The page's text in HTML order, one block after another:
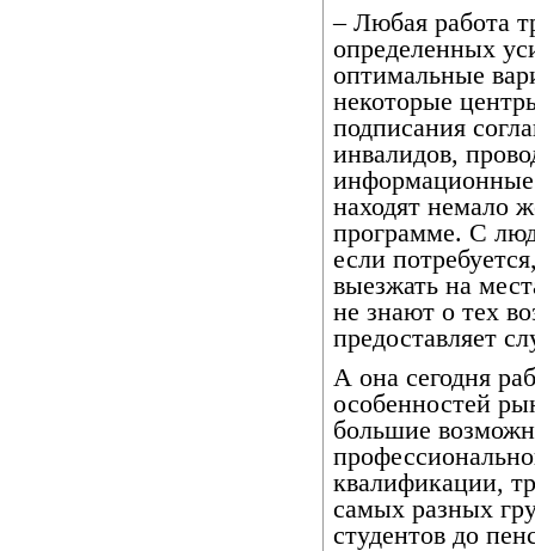
– Любая работа
определенных
оптимальные
некоторые
подписания
инвалидов,
информационные
находят немало
программе. С
если
выезжать на
не знают о тех
предоставляет
А она сегодня
особенностей
большие
квалификации,
самых разных
студентов до